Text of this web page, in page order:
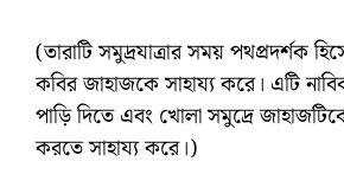
(তারাটি সমুদ্রযাত্রার সময় পথপ্রদর্শক
কবির জাহাজকে সাহায্য করে। এটি
পাড়ি দিতে এবং খোলা সমুদ্রে
করতে সাহায্য করে।)